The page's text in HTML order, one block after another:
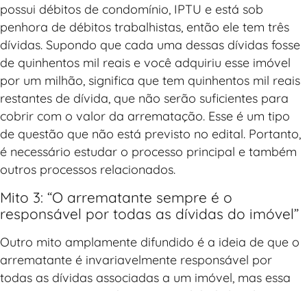
possui débitos de condomínio, IPTU e está sob
penhora de débitos trabalhistas, então ele tem três
dívidas. Supondo que cada uma dessas dívidas fosse
de quinhentos mil reais e você adquiriu esse imóvel
por um milhão, significa que tem quinhentos mil reais
restantes de dívida, que não serão suficientes para
cobrir com o valor da arrematação. Esse é um tipo
de questão que não está previsto no edital. Portanto,
é necessário estudar o processo principal e também
outros processos relacionados.
Mito 3: “O arrematante sempre é o
responsável por todas as dívidas do imóvel”
Outro mito amplamente difundido é a ideia de que o
arrematante é invariavelmente responsável por
todas as dívidas associadas a um imóvel, mas essa